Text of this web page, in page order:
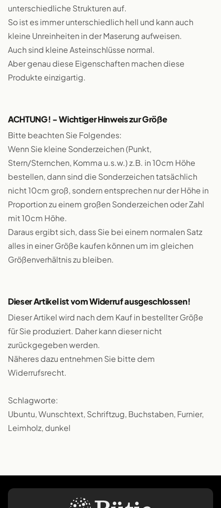
unterschiedliche Strukturen auf.
So ist es immer unterschiedlich hell und kann auch
kleine Unreinheiten in der Maserung aufweisen.
Auch sind kleine Asteinschlüsse normal.
Aber genau diese Eigenschaften machen diese
Produkte einzigartig.
ACHTUNG! - Wichtiger Hinweis zur Größe
Bitte beachten Sie Folgendes:
Wenn Sie kleine Sonderzeichen (Punkt,
Stern/Sternchen, Komma u.s.w.) z.B. in 10cm Höhe
bestellen, dann sind die Sonderzeichen tatsächlich
nicht 10cm groß, sondern entsprechen nur der Höhe in
Proportion zu einem großen Sonderzeichen oder Zahl
mit 10cm Höhe.
Daraus ergibt sich, dass Sie bei einem normalen Satz
alles in einer Größe kaufen können um im gleichen
Größenverhältnis zu bleiben.
Dieser Artikel ist vom Widerruf ausgeschlossen!
Dieser Artikel wird nach dem Kauf in bestellter Größe
für Sie produziert. Daher kann dieser nicht
zurückgegeben werden.
Näheres dazu entnehmen Sie bitte dem
Widerrufsrecht.
Schlagworte:
Ubuntu, Wunschtext, Schriftzug, Buchstaben, Furnier,
Leimholz, dunkel